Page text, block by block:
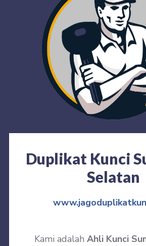
Duplikat Kunci
Selatan
Kami adalah Ahli Kunci